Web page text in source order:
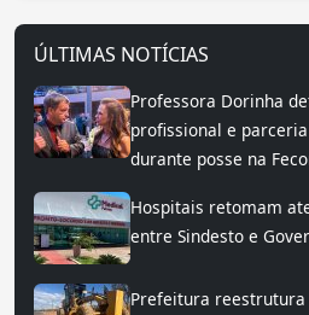
ÚLTIMAS NOTÍCIAS
Professora Dorinha
profissional e
durante posse na
Hospitais retomam
entre Sindesto e
Prefeitura